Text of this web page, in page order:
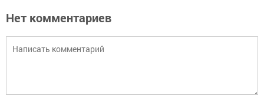
Нет комментариев